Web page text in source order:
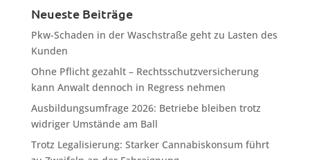
Neueste Beiträge
Pkw-Schaden in der Waschstraße geht zu Lasten des
Kunden
Ohne Pflicht gezahlt – Rechtsschutzversicherung
kann Anwalt dennoch in Regress nehmen
Ausbildungsumfrage 2026: Betriebe bleiben trotz
widriger Umstände am Ball
Trotz Legalisierung: Starker Cannabiskonsum führt